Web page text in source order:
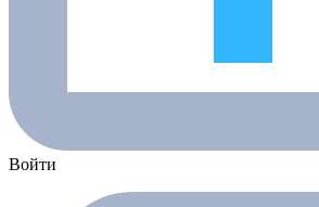
Войти